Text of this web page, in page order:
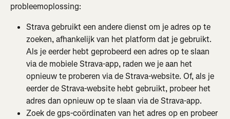
probleemoplossing:
Strava gebruikt een andere dienst om je adres op te
zoeken, afhankelijk van het platform dat je gebruikt.
Als je eerder hebt geprobeerd een adres op te slaan
via de mobiele Strava-app, raden we je aan het
opnieuw te proberen via de Strava-website. Of, als je
eerder de Strava-website hebt gebruikt, probeer het
adres dan opnieuw op te slaan via de Strava-app.
Zoek de gps-coördinaten van het adres op en probeer